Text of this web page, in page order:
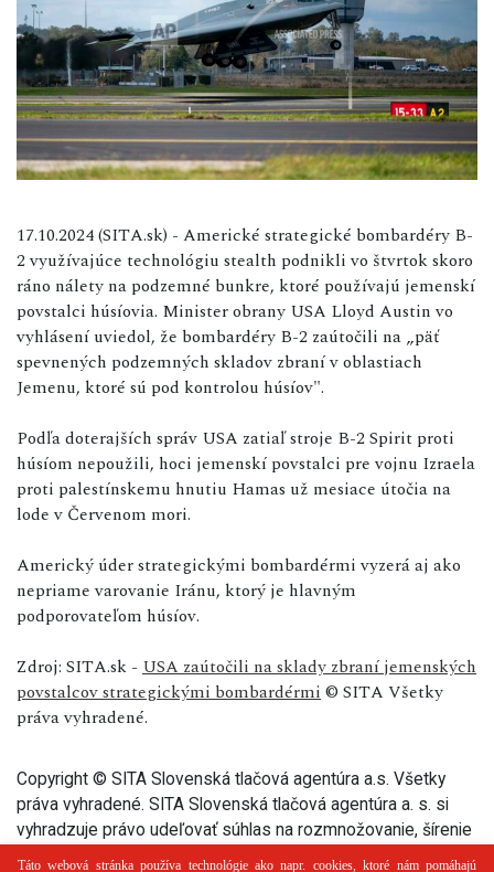
17.10.2024 (SITA.sk) - Americké strategické bombardéry B-
2 využívajúce technológiu stealth podnikli vo štvrtok skoro
ráno nálety na podzemné bunkre, ktoré používajú jemenskí
povstalci húsíovia. Minister obrany USA Lloyd Austin vo
vyhlásení uviedol, že bombardéry B-2 zaútočili na „päť
spevnených podzemných skladov zbraní v oblastiach
Jemenu, ktoré sú pod kontrolou húsíov".
Podľa doterajších správ USA zatiaľ stroje B-2 Spirit proti
húsíom nepoužili, hoci jemenskí povstalci pre vojnu Izraela
proti palestínskemu hnutiu Hamas už mesiace útočia na
lode v Červenom mori.
Americký úder strategickými bombardérmi vyzerá aj ako
nepriame varovanie Iránu, ktorý je hlavným
podporovateľom húsíov.
Zdroj: SITA.sk - USA zaútočili na sklady zbraní jemenských
povstalcov strategickými bombardérmi © SITA Všetky
práva vyhradené.
Copyright © SITA Slovenská tlačová agentúra a.s. Všetky
práva vyhradené. SITA Slovenská tlačová agentúra a. s. si
vyhradzuje právo udeľovať súhlas na rozmnožovanie, šírenie